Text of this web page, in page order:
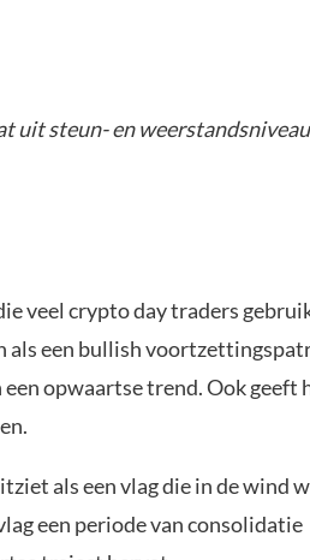
uit steun- en
veel crypto day traders
als een bullish
opwaartse trend. Ook geeft
als een vlag die in de wind
een periode van consolidatie